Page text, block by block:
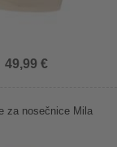
49,99 €
za nosečnice Mila